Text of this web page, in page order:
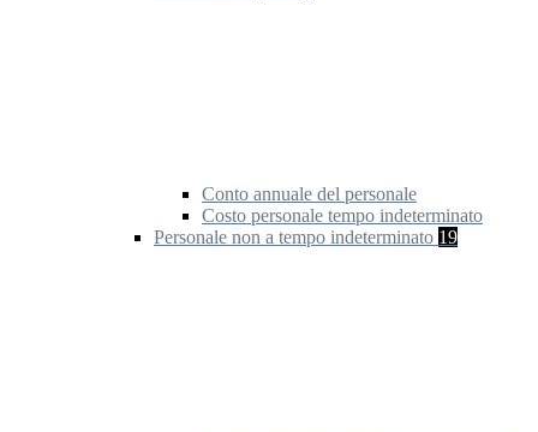
Conto annuale del personale
Costo personale tempo indeterminato
Personale non a tempo indeterminato 19